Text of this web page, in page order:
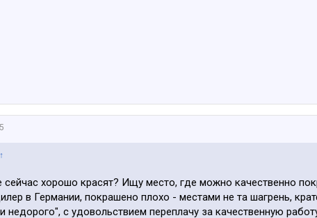
↑
сейчас хорошо красят? Ищу место, где можно качественно
в Германии, покрашено плохо - местами не та шагрень,
с удовольствием переплачу за качественную